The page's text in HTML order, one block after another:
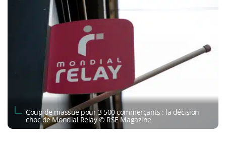
Coup de massue pour 3 500 commerçants : la décision
choc de Mondial Relay © RSE Magazine